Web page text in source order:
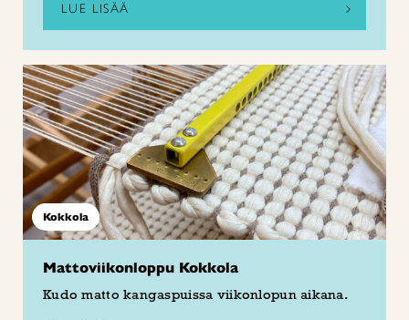
LUE LISÄÄ
Kokkola
Mattoviikonloppu Kokkola
Kudo matto kangaspuissa viikonlopun aikana.